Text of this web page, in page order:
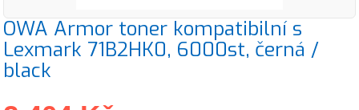
OWA Armor toner kompatibilní s
Lexmark 71B2HK0, 6000st, černá /
black